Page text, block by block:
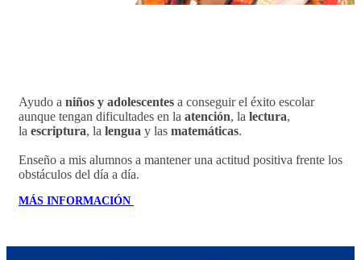
Ayudo a niños y adolescentes a conseguir el éxito escolar
aunque tengan dificultades en la atención, la lectura,
la escriptura, la lengua y las matemáticas.
Enseño a mis alumnos a mantener una actitud positiva frente los
obstáculos del día a día.
MÁS INFORMACIÓN